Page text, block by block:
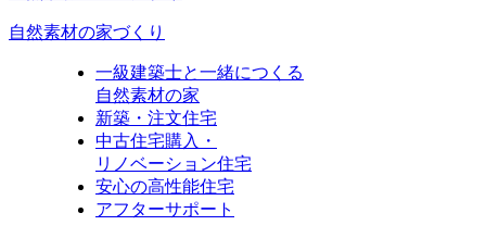
自然素材の家づくり
一級建築士と一緒につくる
自然素材の家
新築・注文住宅
中古住宅購入・
リノベーション住宅
安心の高性能住宅
アフターサポート